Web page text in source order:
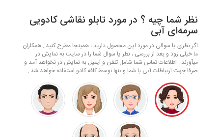
نظر شما چیه ؟ در مورد تابلو نقاشی کادویی
سرمه‌ای آبی
اگر نظری یا سوالی در مورد این محصول دارید ، همینجا مطرح کنید . همکاران
ما خیلی زود و بعد از بررسی ، نظر یا سوال شما را در سایت به نمایش در
میآورند . اطلاعات تماس شما شامل تلفن و ایمیل به نمایش در نخواهد آمد و
صرفا جهت ارتباطات آتی با شما و تنها توسط کافه کادو استفاده خواهد شد .